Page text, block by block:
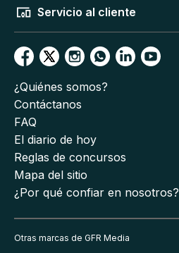
Servicio al cliente
¿Quiénes somos?
Contáctanos
FAQ
El diario de hoy
Reglas de concursos
Mapa del sitio
¿Por qué confiar en nosotros?
Otras marcas de GFR Media